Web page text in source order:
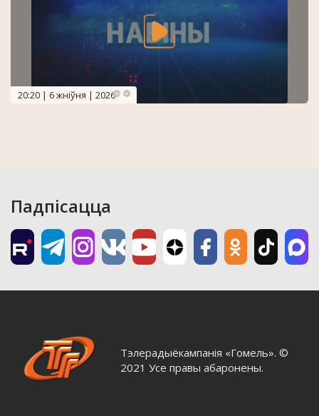
20:20 | 6 жніўня | 2026
Падпісацца
Тэлерадыёкампанія «Гомель». ©
2021 Усе правы абаронены.